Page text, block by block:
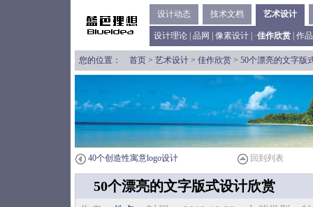
设计动态 技术文档 艺术设计
设计理论 品网 像素设计 | ·佳作欣赏 作
您的位置： 首页 > 艺术设计 > 佳作欣赏 > 50个漂亮的文字版
40个创造性寓意logo设计 回到列表
50个漂亮的文字版式设计欣赏